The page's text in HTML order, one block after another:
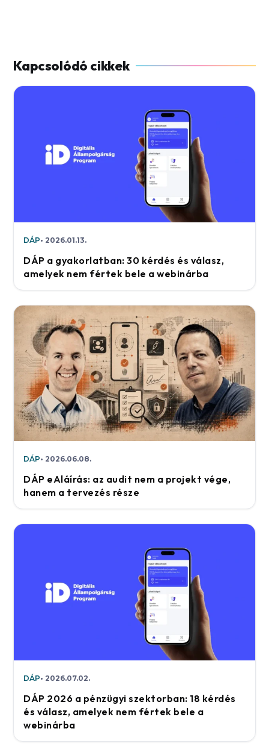
DÁP 2026.01.13.
DÁP a gyakorlatban: 30 kérdés és válasz,
amelyek nem fértek bele a webinárba
DÁP 2026.06.08.
DÁP eAláírás: az audit nem a projekt vége,
hanem a tervezés része
DÁP 2026.07.02.
DÁP 2026 a pénzügyi szektorban: 18 kérdés
és válasz, amelyek nem fértek bele a
webinárba